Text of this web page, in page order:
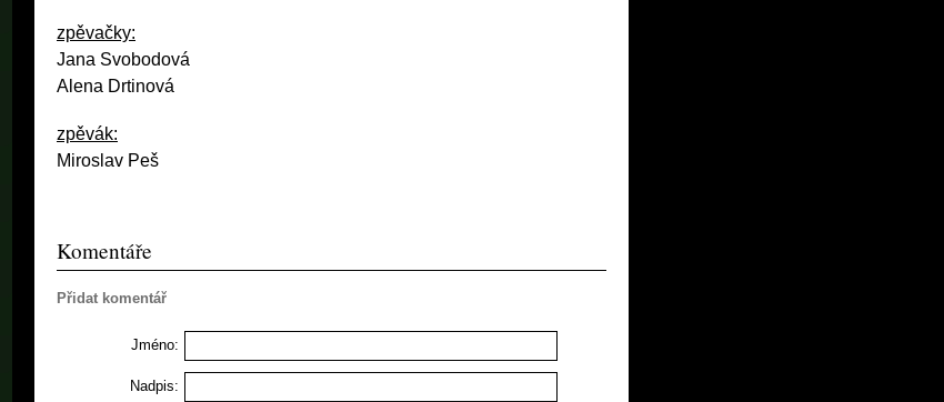
zpěvačky:
Jana Svobodová
Alena Drtinová
zpěvák:
Miroslav Peš
Komentáře
Přidat komentář
Jméno:
Nadpis: